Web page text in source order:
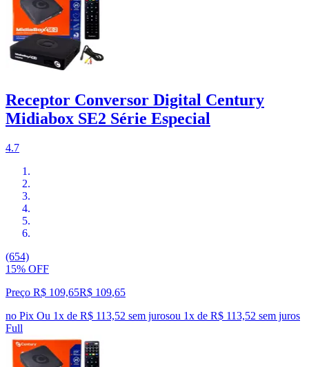
Receptor Conversor Digital Century
Midiabox SE2 Série Especial
4.7
(654)
15% OFF
Preço R$ 109,65R$ 109,65
no Pix Ou 1x de R$ 113,52 sem jurosou 1x de R$ 113,52 sem juros
Full